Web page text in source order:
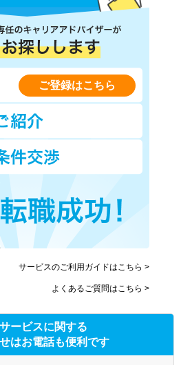
ご登録はこちら
サービスのご利用ガイドはこちら >
よくあるご質問はこちら >
ービスに関する
はお電話も便利です